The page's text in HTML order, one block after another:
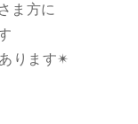
ま方に
ります✴︎